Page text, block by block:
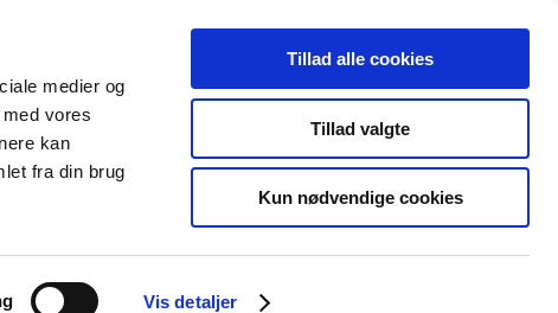
medier og
vores
kan
fra din brug
Vis detaljer
Tillad alle cookies
Tillad valgte
Kun nødvendige cookies
Udgivelser
Medicinsk
Særlige
produktområder